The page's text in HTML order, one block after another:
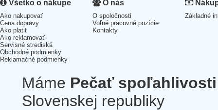
Všetko o nákupe
Ako nakupovať
Cena dopravy
Ako platiť
Ako reklamovať
Servisné strediská
Obchodné podmienky
Reklamačné podmienky
O nás
O spoločnosti
Voľné pracovné pozície
Kontakty
Základné
Máme Pečať spoľahlivosti
Slovenskej republiky